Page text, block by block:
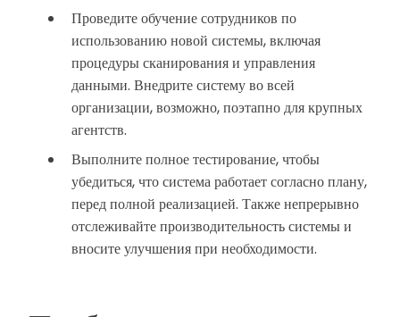
Проведите обучение сотрудников по
использованию новой системы, включая
процедуры сканирования и управления
данными. Внедрите систему во всей
организации, возможно, поэтапно для крупных
агентств.
Выполните полное тестирование, чтобы
убедиться, что система работает согласно плану,
перед полной реализацией. Также непрерывно
отслеживайте производительность системы и
вносите улучшения при необходимости.